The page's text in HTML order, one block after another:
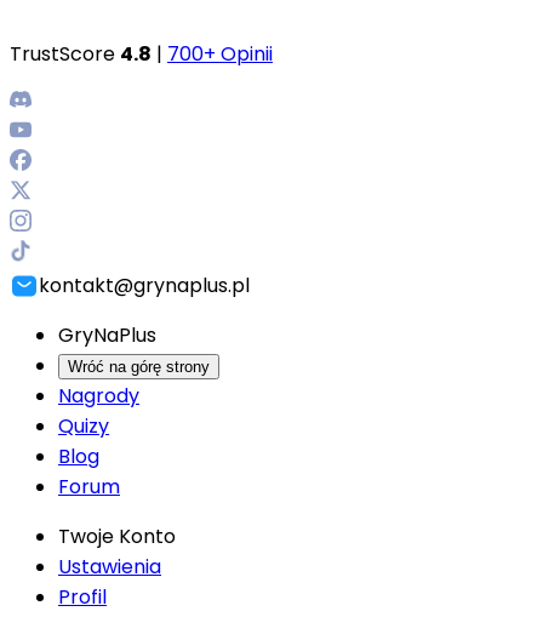
TrustScore 4.8 | 700+ Opinii
kontakt@grynaplus.pl
GryNaPlus
Wróć na górę strony
Nagrody
Quizy
Blog
Forum
Twoje Konto
Ustawienia
Profil